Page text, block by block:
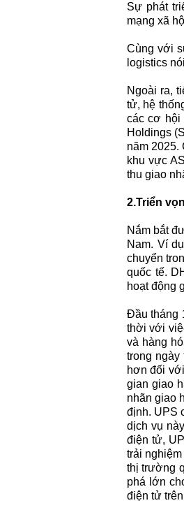
Sự phát
mạng xã
Cùng với
logistics
Ngoài ra,
tử, hệ
các cơ hội
Holdings
năm 2025.
khu vực
thu giao
2.Triển
Nắm bắt
Nam. Ví
chuyển
quốc tế.
hoạt động
Đầu tháng
thời với
và hàng
trong
hơn đối
gian giao
nhãn giao
định. UPS
dịch vụ
điện tử,
trải
thị trường
phá lớn
điện tử